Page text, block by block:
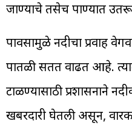
जाण्याचे तसेच पाण्यात
पावसामुळे नदीचा प्रवाह
पातळी सतत वाढत आहे.
टाळण्यासाठी प्रशासनाने
खबरदारी घेतली असून,